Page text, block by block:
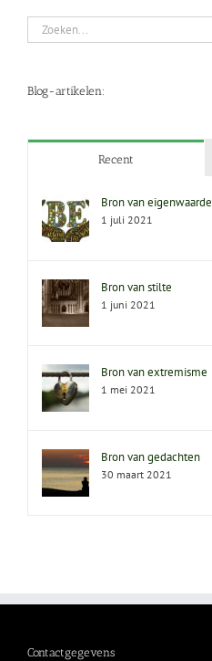
Zoeken
naar:
Blog-artikelen:
Recent
Bron van eigenwaarde
1 juli 2021
Bron van stilte
1 juni 2021
Bron van extremisme
1 mei 2021
Bron van gedachten
30 maart 2021
Contactgegevens